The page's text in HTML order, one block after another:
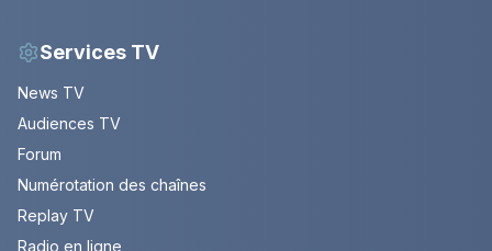
Services TV
News TV
Audiences TV
Forum
Numérotation des chaînes
Replay TV
Radio en ligne